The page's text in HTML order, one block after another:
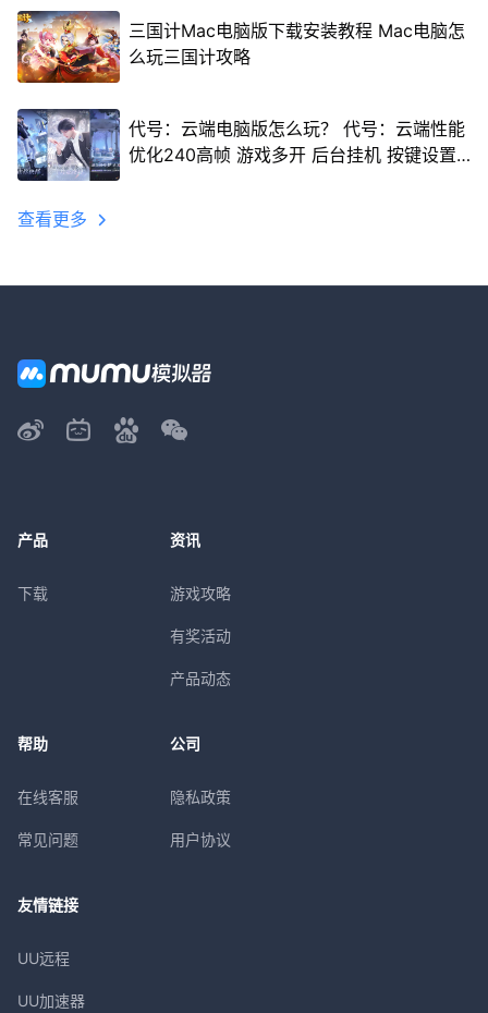
三国计Mac电脑版下载安装教程 Mac电脑怎
么玩三国计攻略
代号：云端电脑版怎么玩？ 代号：云端性能
优化240高帧 游戏多开 后台挂机 按键设置
查看更多
产品
下载
资讯
游戏攻略
有奖活动
产品动态
帮助
在线客服
常见问题
公司
隐私政策
用户协议
友情链接
UU远程
UU加速器